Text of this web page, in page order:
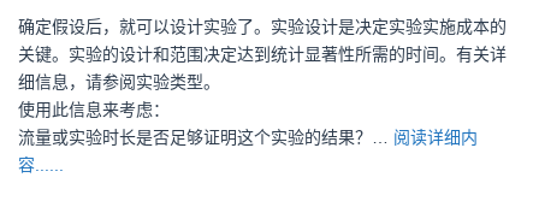
确定假设后，就可以设计实验了。实验设计是决定实验实施成本的
关键。实验的设计和范围决定达到统计显著性所需的时间。有关详
细信息，请参阅实验类型。
使用此信息来考虑：
流量或实验时长是否足够证明这个实验的结果？… 阅读详细内
容......